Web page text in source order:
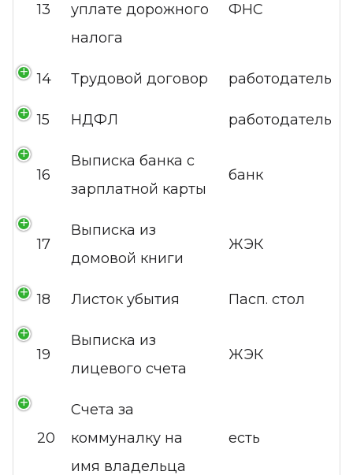
13
уплате дорожного
налога
ФНС
14 Трудовой договор работодатель
15 НДФЛ работодатель
16
Выписка банка с
зарплатной карты
банк
17
Выписка из
домовой книги
ЖЭК
18 Листок убытия Пасп. стол
19
Выписка из
лицевого счета
ЖЭК
20
Счета за
коммуналку на
имя владельца
есть